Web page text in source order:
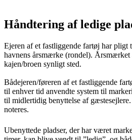
Håndtering af ledige
Ejeren af et fastliggende fartøj har pligt
havnens årsmærke (rondel). Årsmærket
kajen/broen synligt sted.
Bådejeren/føreren af et fastliggende
til enhver tid anvendte system til
til midlertidig benyttelse af
noteres.
Ubenyttede pladser, der har været